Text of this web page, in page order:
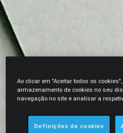
Ao clicar em "Aceitar todos os
armazenamento de cookies no seu
navegação no site e analisar a
Definições de cookies